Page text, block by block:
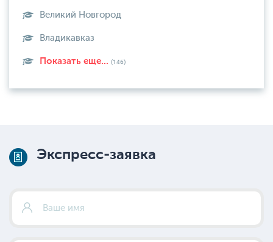
Великий Новгород
Владикавказ
Показать еще... (146)
Экспресс-заявка